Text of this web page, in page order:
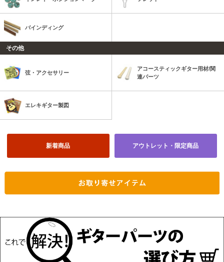
バインディング
その他
弦・アクセサリー
アコースティックギター用材/関
連パーツ
エレキギター製図
新着商品 アウトレット・限定商品